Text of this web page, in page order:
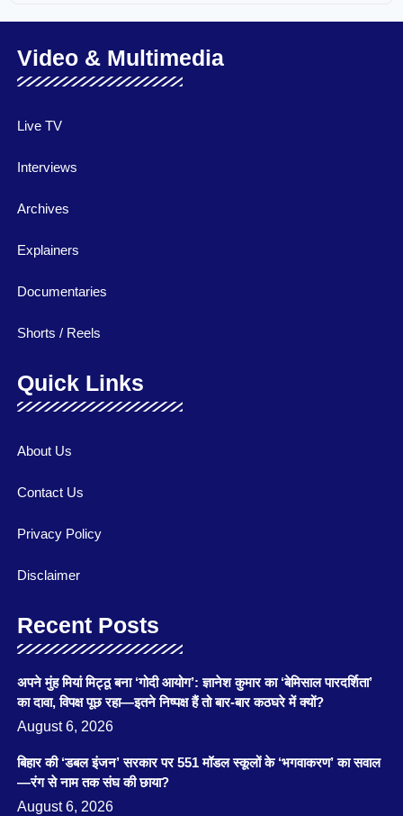
Video & Multimedia
Live TV
Interviews
Archives
Explainers
Documentaries
Shorts / Reels
Quick Links
About Us
Contact Us
Privacy Policy
Disclaimer
Recent Posts
अपने मुंह मियां मिट्ठू बना ‘गोदी आयोग’: ज्ञानेश कुमार का ‘बेमिसाल पारदर्शिता’
का दावा, विपक्ष पूछ रहा—इतने निष्पक्ष हैं तो बार-बार कठघरे में क्यों?
August 6, 2026
बिहार की ‘डबल इंजन’ सरकार पर 551 मॉडल स्कूलों के ‘भगवाकरण’ का सवाल
—रंग से नाम तक संघ की छाया?
August 6, 2026